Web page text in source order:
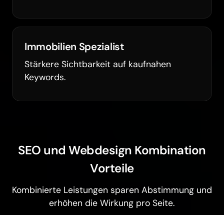
Immobilien Spezialist
Stärkere Sichtbarkeit auf kaufnahen
Keywords.
SEO und Webdesign Kombination
Vorteile
Kombinierte Leistungen sparen Abstimmung und
erhöhen die Wirkung pro Seite.